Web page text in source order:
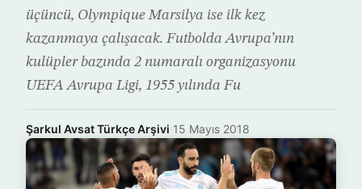
üçüncü, Olympique Marsilya ise ilk kez
kazanmaya çalışacak. Futbolda Avrupa’nın
kulüpler bazında 2 numaralı organizasyonu
UEFA Avrupa Ligi, 1955 yılında Fu
Şarkul Avsat Türkçe Arşivi·15 Mayıs 2018